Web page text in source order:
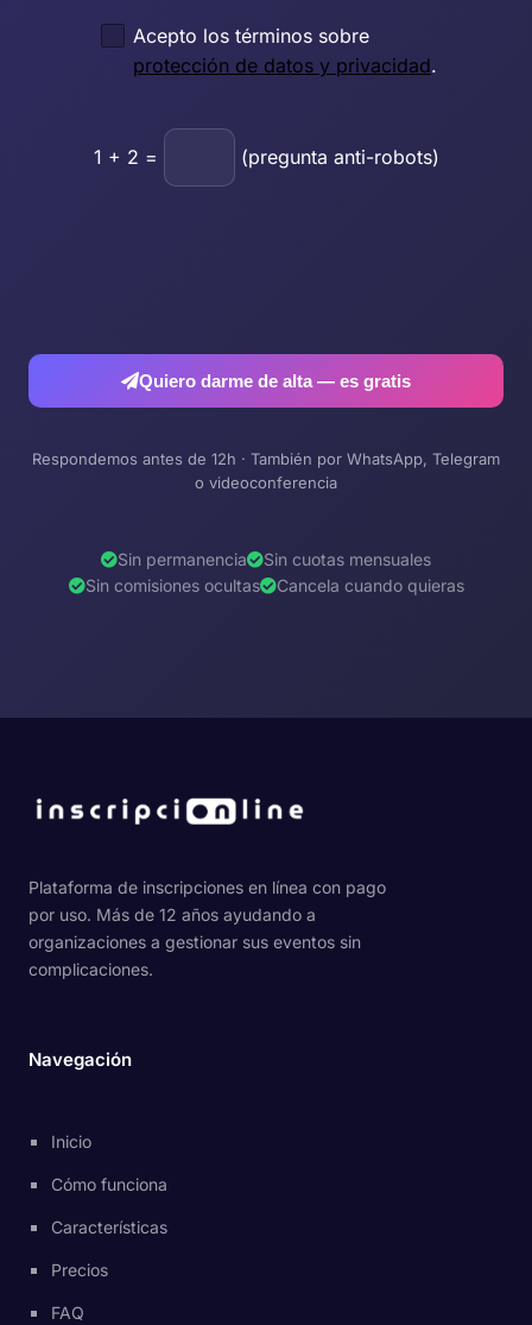
Acepto los términos sobre
protección de datos y privacidad.
1 + 2 = (pregunta anti-robots)
Quiero darme de alta — es gratis
Respondemos antes de 12h · También por WhatsApp, Telegram
o videoconferencia
Sin permanencia
Sin cuotas mensuales
Sin comisiones ocultas
Cancela cuando quieras
Plataforma de inscripciones en línea con pago
por uso. Más de 12 años ayudando a
organizaciones a gestionar sus eventos sin
complicaciones.
Navegación
Inicio
Cómo funciona
Características
Precios
FAQ